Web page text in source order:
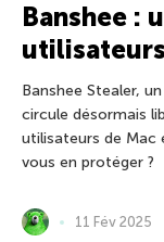
Banshee :
Banshee Stealer,
circule désormais
utilisateurs de Mac
vous en protéger ?
11 Fév 2025